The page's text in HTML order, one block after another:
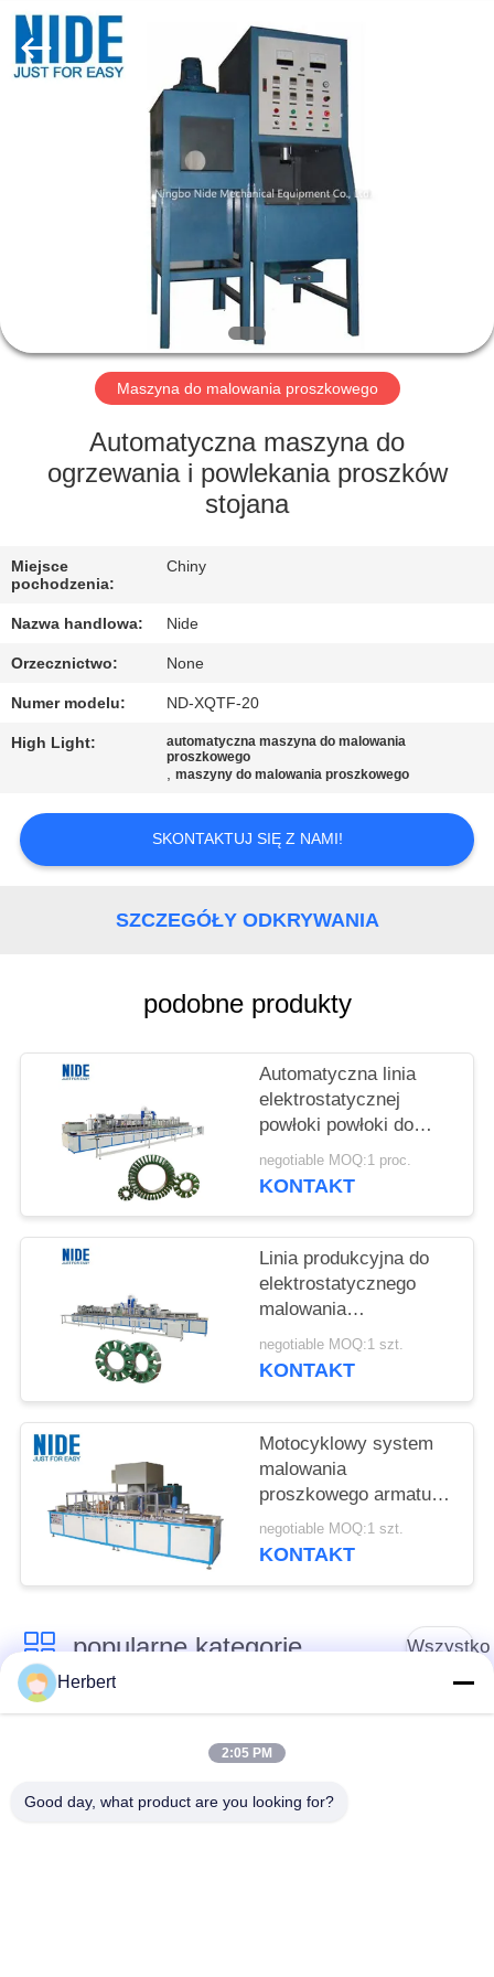
PRODUKTY
KONTROLA
JAKOŚCI
SKONTAKTUJ
NAMI
POPROSIĆ
O
SITEMAP
PRIVACY
Nide
Co.,
Ltd.
Maszyna do malowania proszkowego
Automatyczna maszyna do
ogrzewania i powlekania proszków
stojana
Miejsce
pochodzenia:
Chiny
Nazwa handlowa: Nide
Orzecznictwo: None
Numer modelu: ND-XQTF-20
High Light:
automatyczna maszyna do malowania
proszkowego
,maszyny do malowania proszkowego
SKONTAKTUJ SIĘ Z NAMI!
SZCZEGÓŁY ODKRYWANIA
podobne produkty
Automatyczna linia
elektrostatycznej
powłoki powłoki do
izolacji rdzenia statora
bezpędzla silnika
negotiable MOQ:1 proc.
KONTAKT
Linia produkcyjna do
elektrostatycznego
malowania
proszkowego Mini
Rotor dla przemysłu
negotiable MOQ:1 szt.
KONTAKT
Motocyklowy system
malowania
proszkowego armatury
elektrostatycznej
trójfazowy
negotiable MOQ:1 szt.
KONTAKT
popularne kategorie Wszystko
Maszyna do
Maszyna do
nawijania stojana
Automatyczna
Części zamienne do
Herbert
2:05 PM
Good day, what product are you looking for?